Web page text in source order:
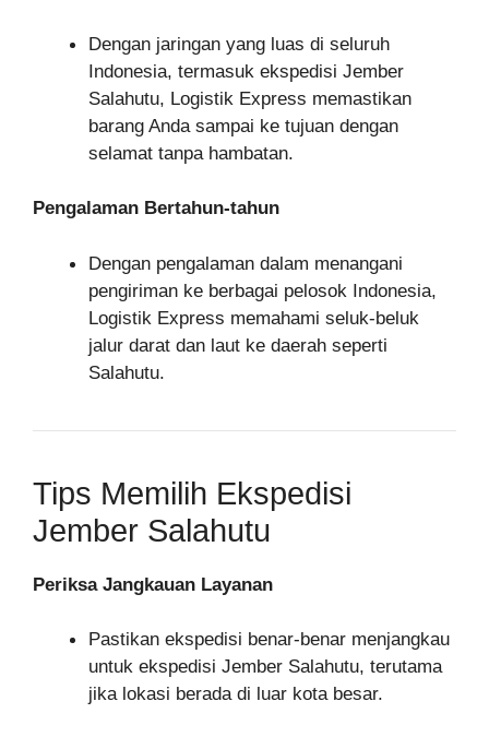
Dengan jaringan yang luas di seluruh
Indonesia, termasuk ekspedisi Jember
Salahutu, Logistik Express memastikan
barang Anda sampai ke tujuan dengan
selamat tanpa hambatan.
Pengalaman Bertahun-tahun
Dengan pengalaman dalam menangani
pengiriman ke berbagai pelosok Indonesia,
Logistik Express memahami seluk-beluk
jalur darat dan laut ke daerah seperti
Salahutu.
Tips Memilih Ekspedisi
Jember Salahutu
Periksa Jangkauan Layanan
Pastikan ekspedisi benar-benar menjangkau
untuk ekspedisi Jember Salahutu, terutama
jika lokasi berada di luar kota besar.